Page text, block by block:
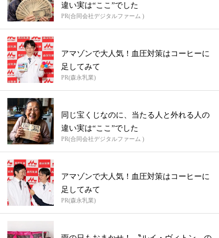
違い実は“ここ”でした
PR(合同会社デジタルファーム )
アマゾンで大人気！血圧対策はコーヒーに
足してみて
PR(森永乳業)
同じ宝くじなのに、当たる人と外れる人の
違い実は“ここ”でした
PR(合同会社デジタルファーム )
アマゾンで大人気！血圧対策はコーヒーに
足してみて
PR(森永乳業)